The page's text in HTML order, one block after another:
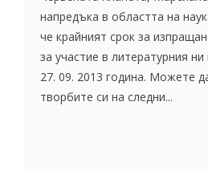
напредъка в областта на
че крайният срок за
за участие в литературния
27. 09. 2013 година. Можете
творбите си на следни...